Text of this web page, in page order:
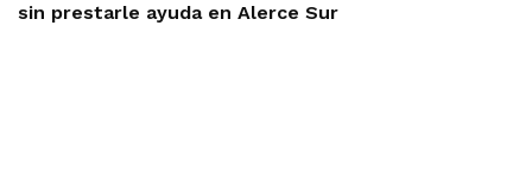
sin prestarle ayuda en Alerce Sur